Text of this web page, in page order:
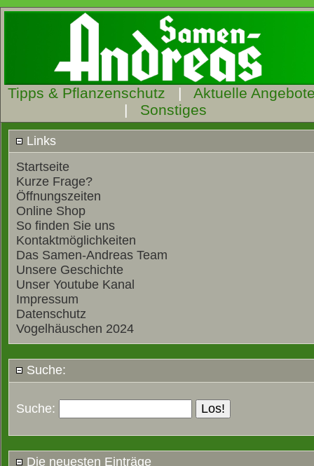
Tipps & Pflanzenschutz | Aktuelle
| Sonstiges
Links
Startseite
Kurze Frage?
Öffnungszeiten
Online Shop
So finden Sie uns
Kontaktmöglichkeiten
Das Samen-Andreas Team
Unsere Geschichte
Unser Youtube Kanal
Impressum
Datenschutz
Vogelhäuschen 2024
Suche:
Suche:
Die neuesten Einträge